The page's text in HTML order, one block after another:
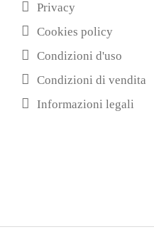
Privacy
Cookies policy
Condizioni d'uso
Condizioni di vendita
Informazioni legali